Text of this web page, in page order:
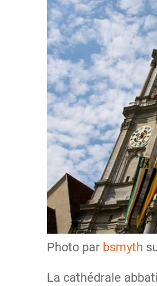
Photo par bsmyth
La cathédrale